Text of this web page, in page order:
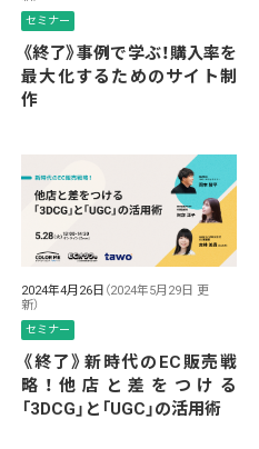
セミナー
《終了》事例で学ぶ！購入率を
最大化するためのサイト制
作
2024年4月26日 （2024年5月29日 更
新）
セミナー
《終了》新時代のEC販売戦
略！他店と差をつける
「3DCG」と「UGC」の活用術